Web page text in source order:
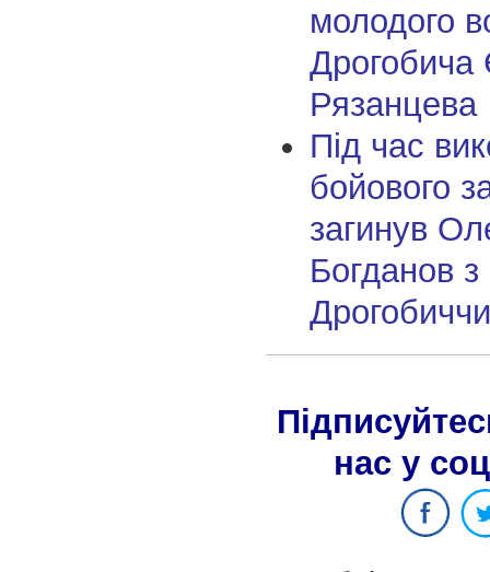
молодого
Дрогобича
Рязанцева
Під час
бойового
загинув
Богданов з
нас у